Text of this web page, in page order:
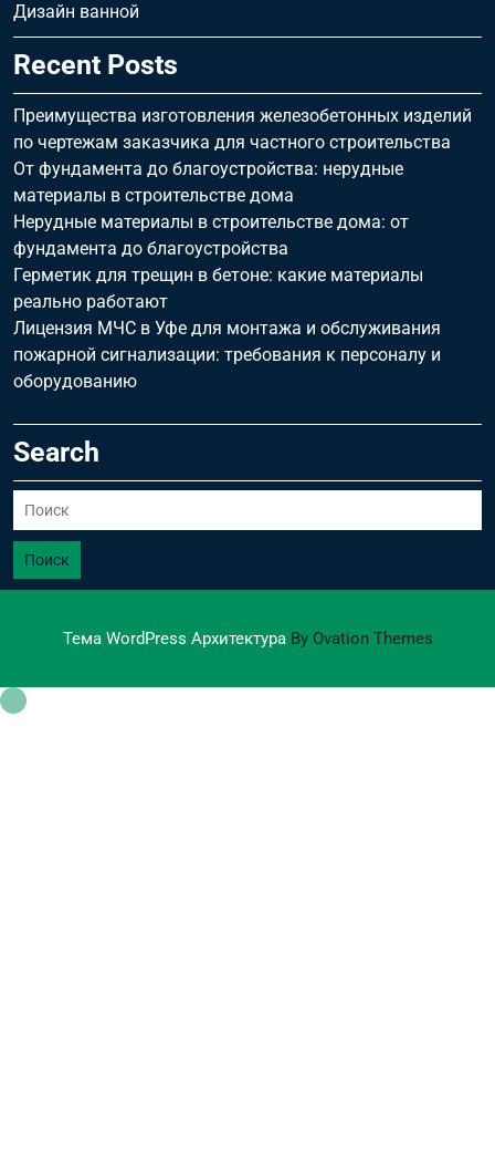
Дизайн ванной
Recent Posts
Преимущества изготовления железобетонных изделий
по чертежам заказчика для частного строительства
От фундамента до благоустройства: нерудные
материалы в строительстве дома
Нерудные материалы в строительстве дома: от
фундамента до благоустройства
Герметик для трещин в бетоне: какие материалы
реально работают
Лицензия МЧС в Уфе для монтажа и обслуживания
пожарной сигнализации: требования к персоналу и
оборудованию
Search
Поиск
Тема WordPress АрхитектураBy Ovation Themes